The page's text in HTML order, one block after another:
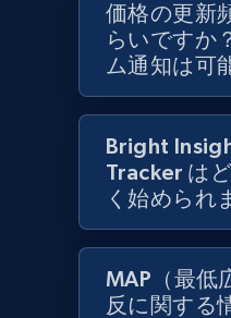
URL, Product id, Title,
Rating, Reviews
and more.
Zara - Products
Category id, Product
Currency, Colour
価格の更新
らいですか
ム通知は可
Bright
Tracker は
く始められ
MAP（最低
反に関する